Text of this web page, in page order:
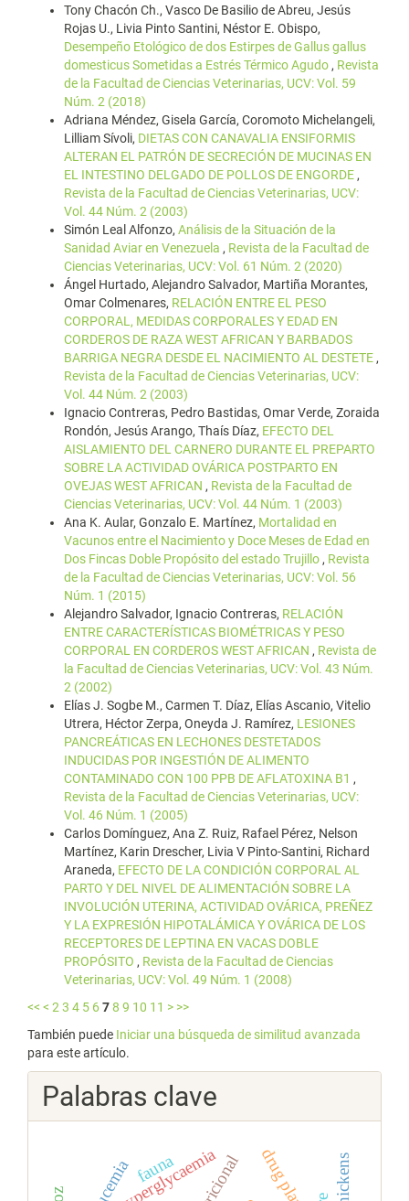
Tony Chacón Ch., Vasco De Basilio de Abreu, Jesús
Rojas U., Livia Pinto Santini, Néstor E. Obispo,
Desempeño Etológico de dos Estirpes de Gallus gallus
domesticus Sometidas a Estrés Térmico Agudo , Revista
de la Facultad de Ciencias Veterinarias, UCV: Vol. 59
Núm. 2 (2018)
Adriana Méndez, Gisela García, Coromoto Michelangeli,
Lilliam Sívoli, DIETAS CON CANAVALIA ENSIFORMIS
ALTERAN EL PATRÓN DE SECRECIÓN DE MUCINAS EN
EL INTESTINO DELGADO DE POLLOS DE ENGORDE ,
Revista de la Facultad de Ciencias Veterinarias, UCV:
Vol. 44 Núm. 2 (2003)
Simón Leal Alfonzo, Análisis de la Situación de la
Sanidad Aviar en Venezuela , Revista de la Facultad de
Ciencias Veterinarias, UCV: Vol. 61 Núm. 2 (2020)
Ángel Hurtado, Alejandro Salvador, Martiña Morantes,
Omar Colmenares, RELACIÓN ENTRE EL PESO
CORPORAL, MEDIDAS CORPORALES Y EDAD EN
CORDEROS DE RAZA WEST AFRICAN Y BARBADOS
BARRIGA NEGRA DESDE EL NACIMIENTO AL DESTETE ,
Revista de la Facultad de Ciencias Veterinarias, UCV:
Vol. 44 Núm. 2 (2003)
Ignacio Contreras, Pedro Bastidas, Omar Verde, Zoraida
Rondón, Jesús Arango, Thaís Díaz, EFECTO DEL
AISLAMIENTO DEL CARNERO DURANTE EL PREPARTO
SOBRE LA ACTIVIDAD OVÁRICA POSTPARTO EN
OVEJAS WEST AFRICAN , Revista de la Facultad de
Ciencias Veterinarias, UCV: Vol. 44 Núm. 1 (2003)
Ana K. Aular, Gonzalo E. Martínez, Mortalidad en
Vacunos entre el Nacimiento y Doce Meses de Edad en
Dos Fincas Doble Propósito del estado Trujillo , Revista
de la Facultad de Ciencias Veterinarias, UCV: Vol. 56
Núm. 1 (2015)
Alejandro Salvador, Ignacio Contreras, RELACIÓN
ENTRE CARACTERÍSTICAS BIOMÉTRICAS Y PESO
CORPORAL EN CORDEROS WEST AFRICAN , Revista de
la Facultad de Ciencias Veterinarias, UCV: Vol. 43 Núm.
2 (2002)
Elías J. Sogbe M., Carmen T. Díaz, Elías Ascanio, Vitelio
Utrera, Héctor Zerpa, Oneyda J. Ramírez, LESIONES
PANCREÁTICAS EN LECHONES DESTETADOS
INDUCIDAS POR INGESTIÓN DE ALIMENTO
CONTAMINADO CON 100 PPB DE AFLATOXINA B1 ,
Revista de la Facultad de Ciencias Veterinarias, UCV:
Vol. 46 Núm. 1 (2005)
Carlos Domínguez, Ana Z. Ruiz, Rafael Pérez, Nelson
Martínez, Karin Drescher, Livia V Pinto-Santini, Richard
Araneda, EFECTO DE LA CONDICIÓN CORPORAL AL
PARTO Y DEL NIVEL DE ALIMENTACIÓN SOBRE LA
INVOLUCIÓN UTERINA, ACTIVIDAD OVÁRICA, PREÑEZ
Y LA EXPRESIÓN HIPOTALÁMICA Y OVÁRICA DE LOS
RECEPTORES DE LEPTINA EN VACAS DOBLE
PROPÓSITO , Revista de la Facultad de Ciencias
Veterinarias, UCV: Vol. 49 Núm. 1 (2008)
<< < 2 3 4 5 678 9 10 11 > >>
También puede Iniciar una búsqueda de similitud avanzada
para este artículo.
Palabras clave
drug plants
hyperglycaemia
fauna